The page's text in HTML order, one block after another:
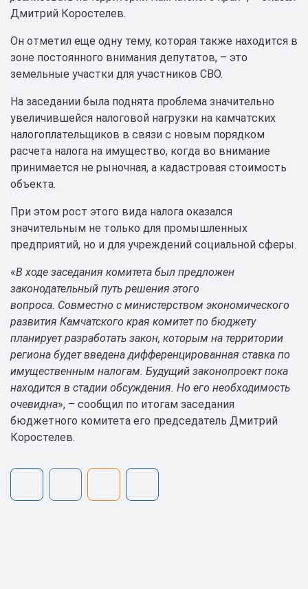
Дмитрий Коростелев.
Он отметил еще одну тему, которая также находится в
зоне постоянного внимания депутатов, – это
земельные участки для участников СВО.
На заседании была поднята проблема значительно
увеличившейся налоговой нагрузки на камчатских
налогоплательщиков в связи с новым порядком
расчета налога на имущество, когда во внимание
принимается не рыночная, а кадастровая стоимость
объекта.
При этом рост этого вида налога оказался
значительным не только для промышленных
предприятий, но и для учреждений социальной сферы.
«В ходе заседания комитета был предложен
законодательный путь решения этого
вопроса. Совместно с министерством экономического
развития Камчатского края комитет по бюджету
планирует разработать закон, которым на территории
региона будет введена дифференцированная ставка по
имущественным налогам. Будущий законопроект пока
находится в стадии обсуждения. Но его необходимость
очевидна», – сообщил по итогам заседания
бюджетного комитета его председатель Дмитрий
Коростелев.